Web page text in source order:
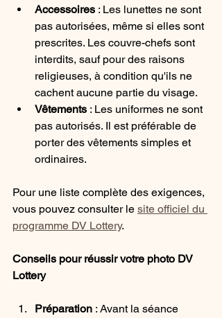
Accessoires : Les lunettes ne sont
pas autorisées, même si elles sont
prescrites. Les couvre-chefs sont
interdits, sauf pour des raisons
religieuses, à condition qu'ils ne
cachent aucune partie du visage.
Vêtements : Les uniformes ne sont
pas autorisés. Il est préférable de
porter des vêtements simples et
ordinaires.
Pour une liste complète des exigences,
vous pouvez consulter le site officiel du
programme DV Lottery.
Conseils pour réussir votre photo DV
Lottery
Préparation : Avant la séance